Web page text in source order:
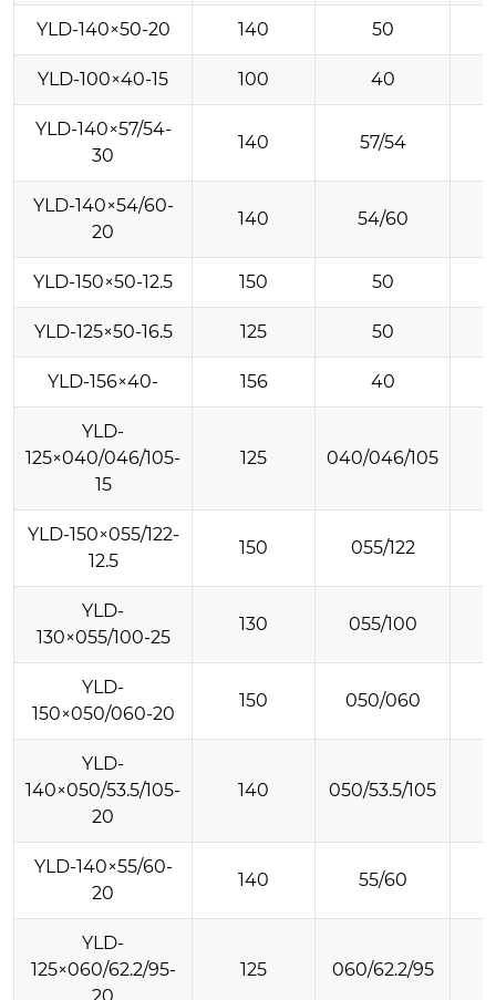
YLD-140×50-20 140 50
YLD-100×40-15 100 40
YLD-140×57/54-
30
140 57/54
YLD-140×54/60-
20
140 54/60
YLD-150×50-12.5 150 50
YLD-125×50-16.5 125 50
YLD-156×40- 156 40
YLD-
125×040/046/105-
15
125 040/046/105
YLD-150×055/122-
12.5
150 055/122
YLD-
130×055/100-25
130 055/100
YLD-
150×050/060-20
150 050/060
YLD-
140×050/53.5/105-
20
140 050/53.5/105
YLD-140×55/60-
20
140 55/60
YLD-
125×060/62.2/95-
20
125 060/62.2/95